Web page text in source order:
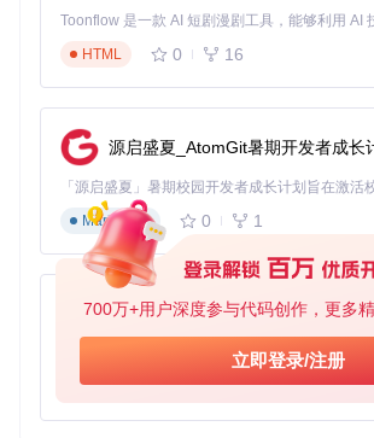
700万+用户深度参与代码创作，更多
立即登录/注册
双击DMG文件，将Battery拖拽至/
置-安全性与隐私」中允许来自开发者的应
图1：Battery充电状态监控界面，显示当前
温度信息
3.3 源码编译安装（开发者选项）
适合需要自定义功能或贡献代码的用户：
clone
battery
npm install # 安装依赖
# 编译源码
npm link # 链接为全局命令
HTML
0 16
源启盛夏_AtomGit暑期开发者成长
Markdown
0 1
AionUi
TypeScript
0 6